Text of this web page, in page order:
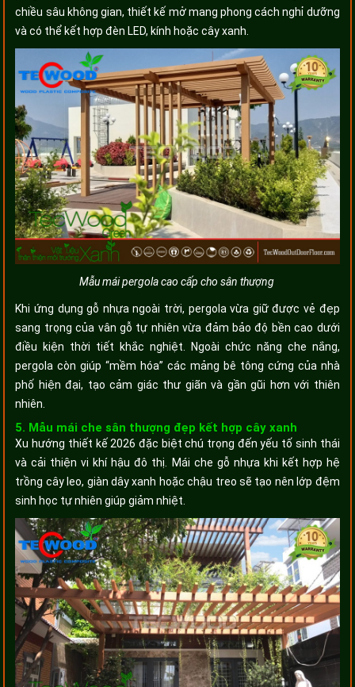
chiều sâu không gian, thiết kế mở mang phong cách nghỉ dưỡng
và có thể kết hợp đèn LED, kính hoặc cây xanh.
Mẫu mái pergola cao cấp cho sân thượng
Khi ứng dụng gỗ nhựa ngoài trời, pergola vừa giữ được vẻ đẹp
sang trọng của vân gỗ tự nhiên vừa đảm bảo độ bền cao dưới
điều kiện thời tiết khắc nghiệt. Ngoài chức năng che nắng,
pergola còn giúp “mềm hóa” các mảng bê tông cứng của nhà
phố hiện đại, tạo cảm giác thư giãn và gần gũi hơn với thiên
nhiên.
5. Mẫu mái che sân thượng đẹp kết hợp cây xanh
Xu hướng thiết kế 2026 đặc biệt chú trọng đến yếu tố sinh thái
và cải thiện vi khí hậu đô thị. Mái che gỗ nhựa khi kết hợp hệ
trồng cây leo, giàn dây xanh hoặc chậu treo sẽ tạo nên lớp đệm
sinh học tự nhiên giúp giảm nhiệt.